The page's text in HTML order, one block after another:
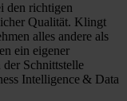
den richtigen
Qualität. Klingt
alles andere als
ein eigener
der Schnittstelle
Intelligence & Data